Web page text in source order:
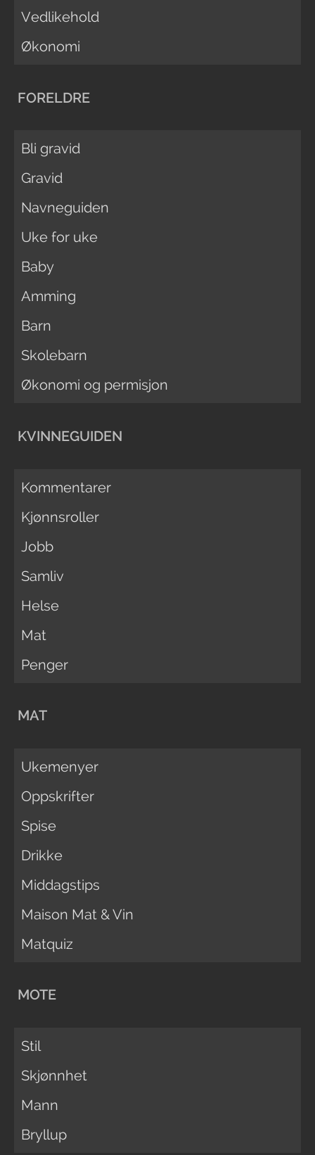
Vedlikehold
Økonomi
FORELDRE
Bli gravid
Gravid
Navneguiden
Uke for uke
Baby
Amming
Barn
Skolebarn
Økonomi og permisjon
KVINNEGUIDEN
Kommentarer
Kjønnsroller
Jobb
Samliv
Helse
Mat
Penger
MAT
Ukemenyer
Oppskrifter
Spise
Drikke
Middagstips
Maison Mat & Vin
Matquiz
MOTE
Stil
Skjønnhet
Mann
Bryllup